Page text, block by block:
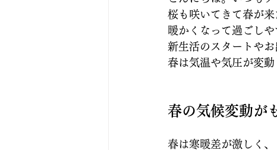
桜も咲いてきて春が来
暖かくなって過ごしや
新生活のスタートや
春は気温や気圧が変
春の気候変動が
春は寒暖差が激しく